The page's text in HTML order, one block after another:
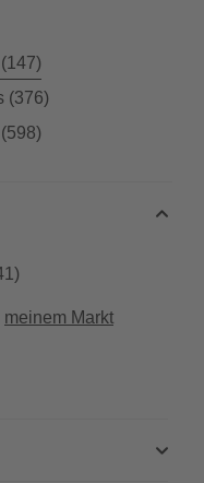
(147)
(376)
(598)
meinem Markt